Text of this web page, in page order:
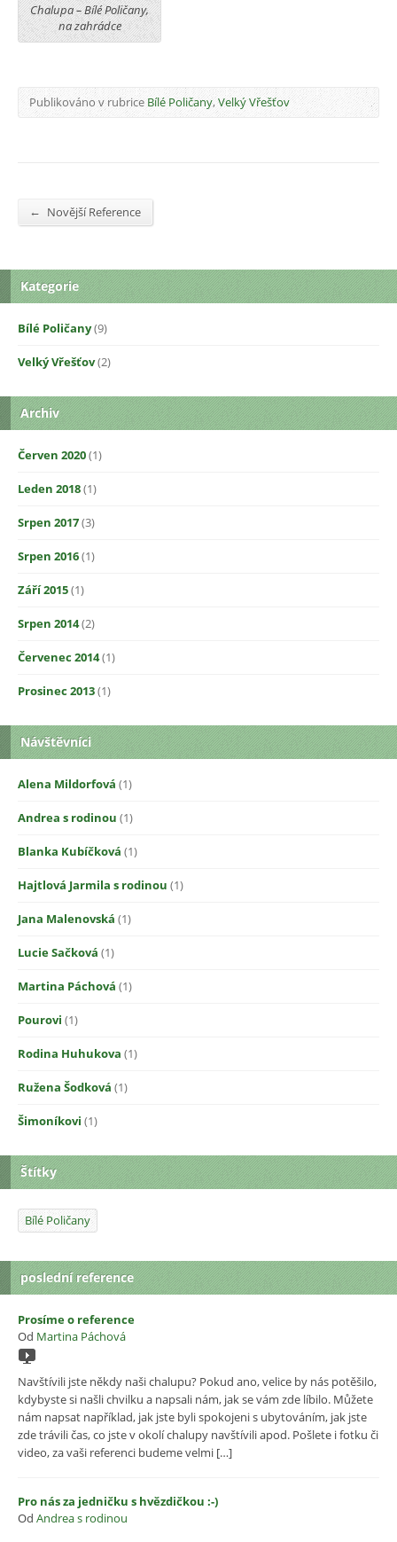
Chalupa – Bílé Poličany,
na zahrádce
Publikováno v rubrice Bílé Poličany,Velký Vřešťov
← Novější Reference
Kategorie
Bílé Poličany(9)
Velký Vřešťov(2)
Archiv
Červen 2020(1)
Leden 2018(1)
Srpen 2017(3)
Srpen 2016(1)
Září 2015(1)
Srpen 2014(2)
Červenec 2014(1)
Prosinec 2013(1)
Návštěvníci
Alena Mildorfová (1)
Andrea s rodinou (1)
Blanka Kubíčková (1)
Hajtlová Jarmila s rodinou (1)
Jana Malenovská (1)
Lucie Sačková (1)
Martina Páchová (1)
Pourovi (1)
Rodina Huhukova (1)
Ružena Šodková (1)
Šimoníkovi (1)
Štítky
Bílé Poličany
poslední reference
Prosíme o reference
Od Martina Páchová
Navštívili jste někdy naši chalupu? Pokud ano, velice by nás potěšilo,
kdybyste si našli chvilku a napsali nám, jak se vám zde líbilo. Můžete
nám napsat například, jak jste byli spokojeni s ubytováním, jak jste
zde trávili čas, co jste v okolí chalupy navštívili apod. Pošlete i fotku či
video, za vaši referenci budeme velmi […]
Pro nás za jedničku s hvězdičkou :-)
Od Andrea s rodinou